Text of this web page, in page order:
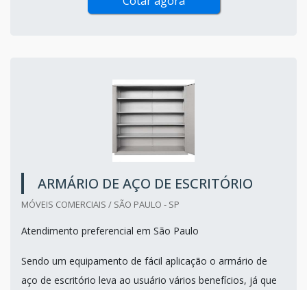
ARMÁRIO DE AÇO DE ESCRITÓRIO
MÓVEIS COMERCIAIS / SÃO PAULO - SP
Atendimento preferencial em São Paulo
Sendo um equipamento de fácil aplicação o armário de
aço de escritório leva ao usuário vários benefícios, já que